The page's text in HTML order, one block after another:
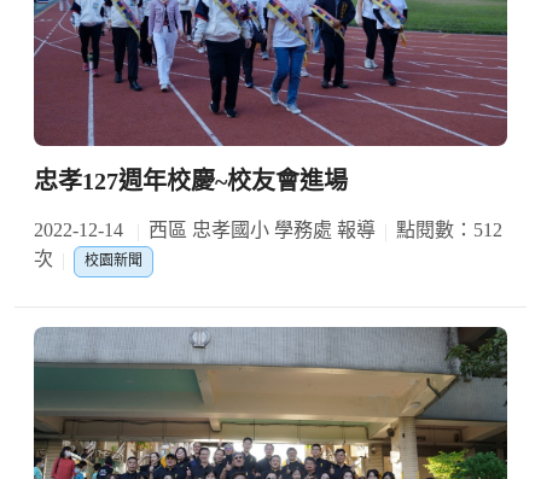
忠孝127週年校慶~校友會進場
2022-12-14 西區 忠孝國小 學務處 報導
點閱數：512
次
校園新聞